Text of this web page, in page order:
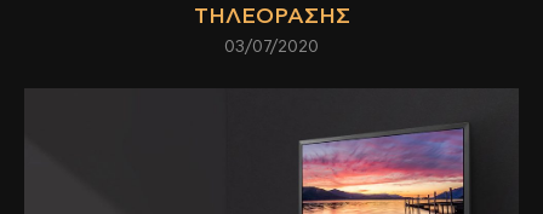
ΤΗΛΕΌΡΑΣΗΣ
03/07/2020